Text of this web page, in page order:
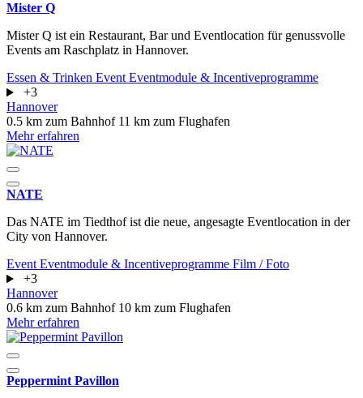
Mister Q
Mister Q ist ein Restaurant, Bar und Eventlocation für genussvolle
Events am Raschplatz in Hannover.
Essen & Trinken Event Eventmodule & Incentiveprogramme
+3
Hannover
0.5 km zum Bahnhof 11 km zum Flughafen
Mehr erfahren
NATE
Das NATE im Tiedthof ist die neue, angesagte Eventlocation in der
City von Hannover.
Event Eventmodule & Incentiveprogramme Film / Foto
+3
Hannover
0.6 km zum Bahnhof 10 km zum Flughafen
Mehr erfahren
Peppermint Pavillon